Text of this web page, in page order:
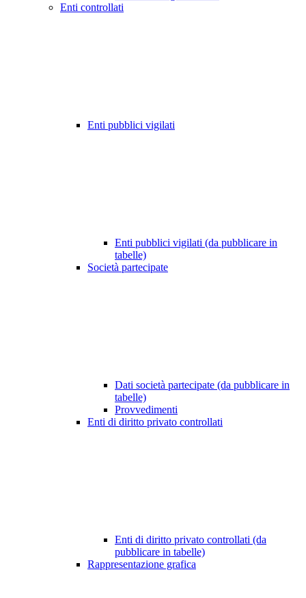
Enti controllati
Enti pubblici vigilati
Enti pubblici vigilati (da pubblicare in
tabelle)
Società partecipate
Dati società partecipate (da pubblicare in
tabelle)
Provvedimenti
Enti di diritto privato controllati
Enti di diritto privato controllati (da
pubblicare in tabelle)
Rappresentazione grafica